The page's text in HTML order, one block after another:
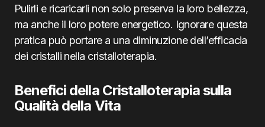
Pulirli e ricaricarli non solo preserva la loro bellezza,
ma anche il loro potere energetico. Ignorare questa
pratica può portare a una diminuzione dell’efficacia
dei cristalli nella cristalloterapia.
Benefici della Cristalloterapia sulla
Qualità della Vita